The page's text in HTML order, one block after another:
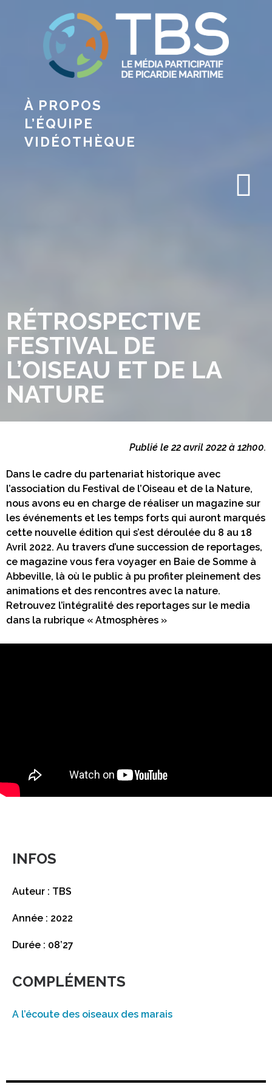
À PROPOS
L’ÉQUIPE
VIDÉOTHÈQUE
RÉTROSPECTIVE
FESTIVAL DE
L’OISEAU ET DE LA
NATURE
Publié le 22 avril 2022 à 12h00.
Dans le cadre du partenariat historique avec
l’association du Festival de l’Oiseau et de la Nature,
nous avons eu en charge de réaliser un magazine sur
les événements et les temps forts qui auront marqués
cette nouvelle édition qui s’est déroulée du 8 au 18
Avril 2022. Au travers d’une succession de reportages,
ce magazine vous fera voyager en Baie de Somme à
Abbeville, là où le public à pu profiter pleinement des
animations et des rencontres avec la nature.
Retrouvez l’intégralité des reportages sur le media
dans la rubrique « Atmosphères »
INFOS
Auteur : TBS
Année : 2022
Durée : 08’27
COMPLÉMENTS
A l’écoute des oiseaux des marais